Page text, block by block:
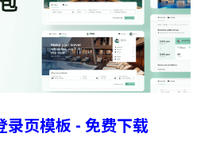
录页模板 - 免费下载